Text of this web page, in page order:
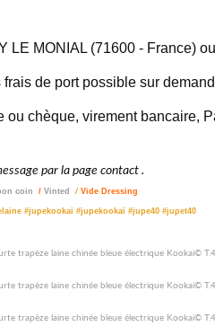
LE MONIAL (71600 - France)
de port possible sur
ou chèque, virement bancaire,
par la page contact .
coin / Vinted / Vide Dressing
#jupekookai #jupekookaï #jupe40 #jupet40